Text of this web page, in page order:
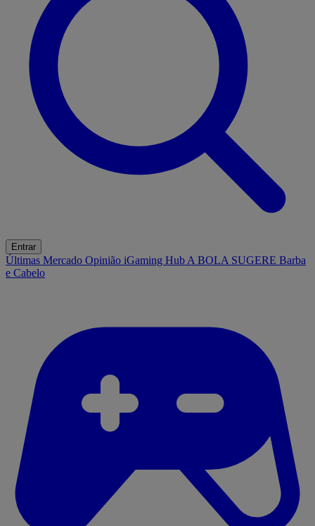
Entrar
Últimas Mercado Opinião iGaming Hub A BOLA SUGERE Barba
e Cabelo